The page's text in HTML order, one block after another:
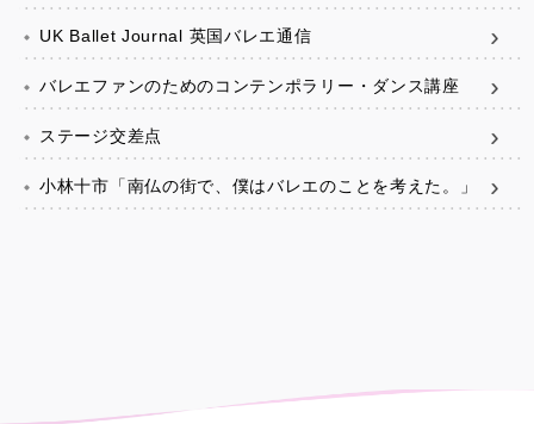
UK Ballet Journal 英国バレエ通信
バレエファンのためのコンテンポラリー・ダンス講座
ステージ交差点
小林十市「南仏の街で、僕はバレエのことを考えた。」